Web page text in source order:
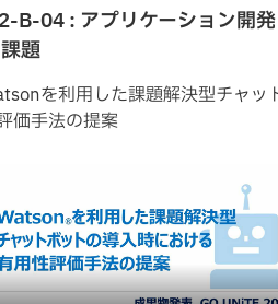
B-04 : アプリケーション開
題
を利用した課題解決型チャッ
価手法の提案